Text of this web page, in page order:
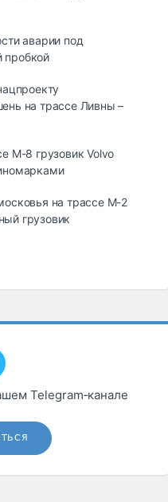
аварии под
пробкой
на трассе Ливны –
М-8 грузовик Volvo
на трассе М-2
грузовик
Telegram‑канале